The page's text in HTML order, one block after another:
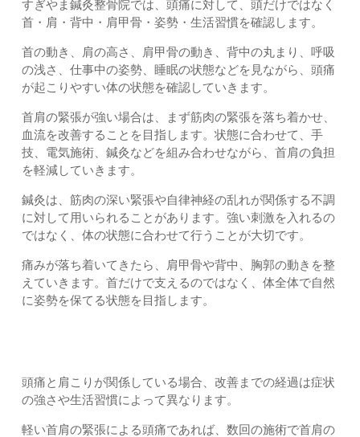
すぎやま鍼灸整骨院では、頭痛に対して、頭だけではなく
首・肩・背中・肩甲骨・姿勢・生活習慣を確認します。
首の動き、肩の高さ、肩甲骨の動き、背中の丸まり、呼吸
の浅さ、仕事中の姿勢、睡眠の状態などを見ながら、頭痛
が起こりやすい体の状態を確認していきます。
首肩の緊張が強い場合は、まず筋肉の緊張を落ち着かせ、
血流を改善することを目指します。状態に合わせて、手
技、電気施術、鍼灸などを組み合わせながら、首肩の負担
を軽減していきます。
鍼灸は、筋肉の深い緊張や自律神経の乱れが関係する不調
に対して用いられることがあります。強い刺激を入れるの
ではなく、体の状態に合わせて行うことが大切です。
痛みが落ち着いてきたら、肩甲骨や背中、胸郭の動きを整
えていきます。首だけで支えるのではなく、体全体で自然
に姿勢を保てる状態を目指します。
頭痛と肩こりが関係している場合、改善までの経過は症状
の強さや生活習慣によって異なります。
軽い首肩の緊張による頭痛であれば、数回の施術で首肩の